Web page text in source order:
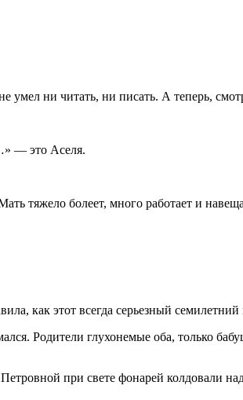
умел ни читать, ни писать. А теперь,
— это Аселя.
тяжело болеет, много работает и
как этот всегда серьезный семилетний
Родители глухонемые оба, только
при свете фонарей колдовали